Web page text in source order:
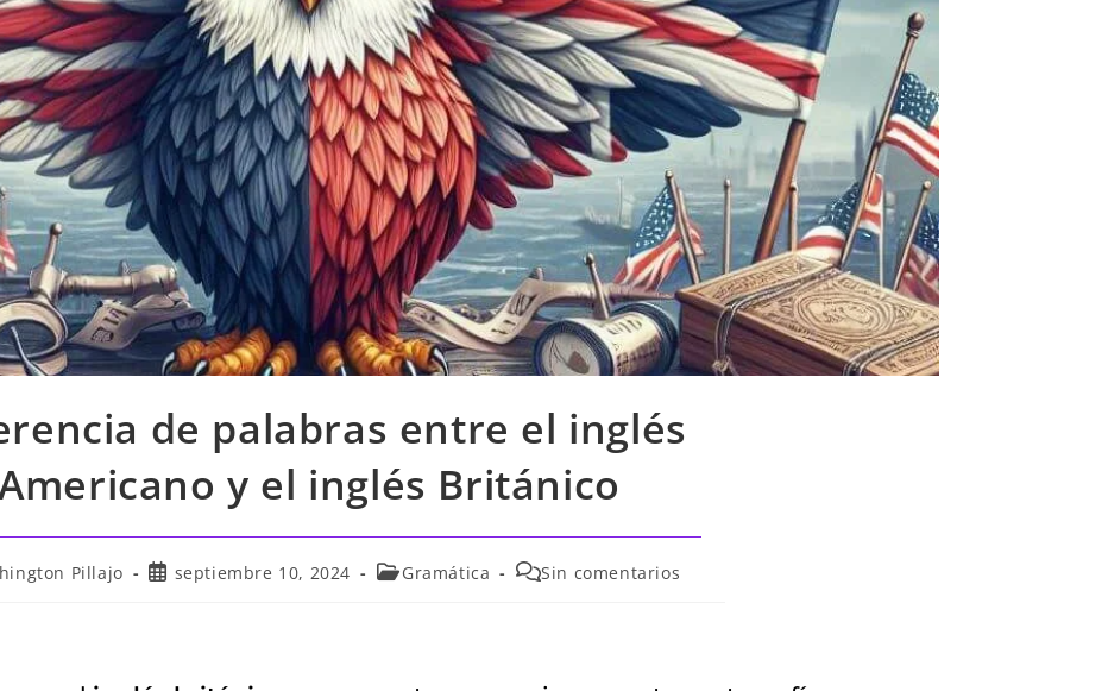
de palabras entre el inglés
y el inglés Británico
Pillajo septiembre 10, 2024 Gramática Sin comentarios